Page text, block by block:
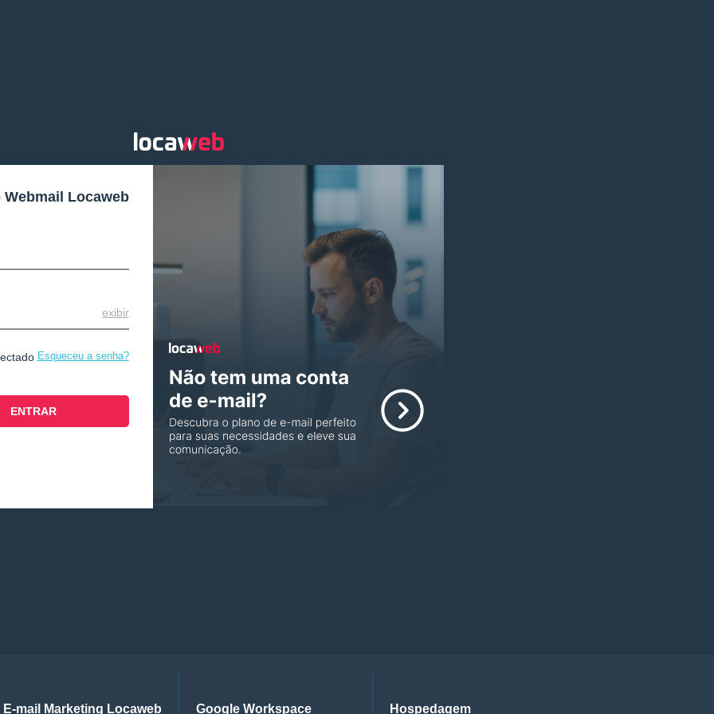
Webmail Locaweb
exibir
Esqueceu a senha?
E-mail Marketing Locaweb Google Workspace Hospedagem